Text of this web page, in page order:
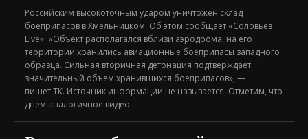
Российским высокоточным ударом уничтожен склад
боеприпасов в Хмельницком. Об этом сообщает «Соловьев
Live». «Объект располагался вблизи аэродрома, на его
территории хранились авиационные боеприпасы западного
образца. Сильная вторичная детонация подтверждает
значительный объем хранившихся боеприпасов», —
пишет ТК. Источник информации не называется. Отметим, что
днем аналогичное видео...